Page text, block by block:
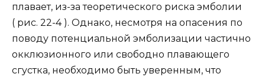
плавает, из-за теоретического риска эмболии
( рис. 22-4 ). Однако, несмотря на опасения по
поводу потенциальной эмболизации частично
окклюзионного или свободно плавающего
сгустка, необходимо быть уверенным, что